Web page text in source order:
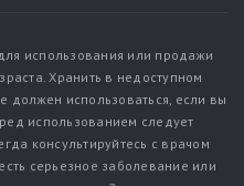
использования или продажи
Хранить в недоступном
должен использоваться, если вы
использованием следует
консультируйтесь с врачом
серьезное заболевание или